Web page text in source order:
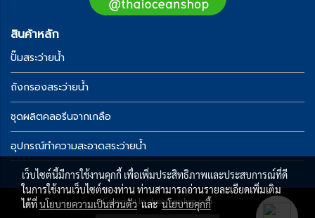
สินค้าหลัก
ปั๊มสระว่ายน้ำ
ถังกรองสระว่ายน้ำ
ชุดผลิตคลอรีนจากเกลือ
อุปกรณ์ทำความสะอาดสระว่ายน้ำ
Copyright by thaioceanshop.com
เว็บไซต์นี้มีการใช้งานคุกกี้ เพื่อเพิ่มประสิทธิภาพและประสบการณ์ที่ดี
ในการใช้งานเว็บไซต์ของท่าน ท่านสามารถอ่านรายละเอียดเพิ่มเติม
ได้ที่นโยบายความเป็นส่วนตัว และนโยบายคุกกี้